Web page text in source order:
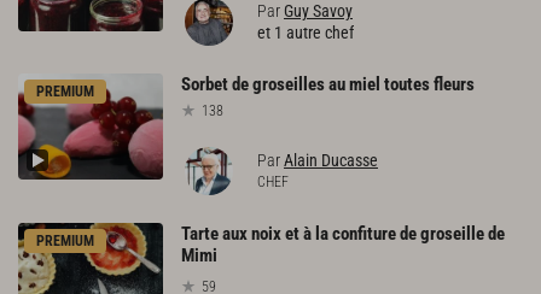
ParGuy Savoy
et 1 autre chef
PREMIUM Sorbetdegroseillesaumiel toutesfleurs
138
ParAlain Ducasse
CHEF
PREMIUM
Tarte aux noix et à la confiture de groseille de
Mimi
59